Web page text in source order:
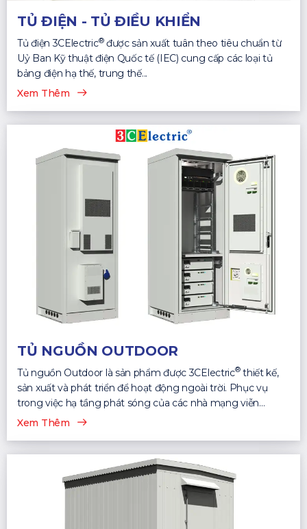
TỦ ĐIỆN - TỦ ĐIỀU KHIỂN
Tủ điện 3CElectric®được sản xuất tuân theo tiêu chuẩn từ
Uỷ Ban Kỹ thuật điện Quốc tế (IEC) cung cấp các loại tủ
bảng điện hạ thế, trung thế...
Xem Thêm
TỦ NGUỒN OUTDOOR
Tủ nguồn Outdoor là sản phẩm được 3CElectric®thiết kế,
sản xuất và phát triển để hoạt động ngoài trời. Phục vụ
trong việc hạ tầng phát sóng của các nhà mạng viễn
thông...
Xem Thêm